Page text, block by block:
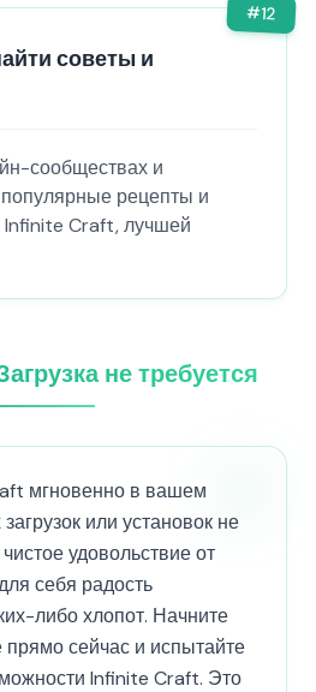
#12
советы и
сообществах и
популярные рецепты и
Infinite Craft, лучшей
не требуется
мгновенно в вашем
или установок не
удовольствие от
себя радость
либо хлопот. Начните
сейчас и испытайте
Infinite Craft. Это